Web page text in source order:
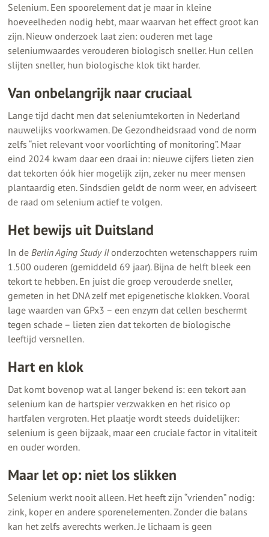
Selenium. Een spoorelement dat je maar in kleine
hoeveelheden nodig hebt, maar waarvan het effect groot kan
zijn. Nieuw onderzoek laat zien: ouderen met lage
seleniumwaardes verouderen biologisch sneller. Hun cellen
slijten sneller, hun biologische klok tikt harder.
Van onbelangrijk naar cruciaal
Lange tijd dacht men dat seleniumtekorten in Nederland
nauwelijks voorkwamen. De Gezondheidsraad vond de norm
zelfs “niet relevant voor voorlichting of monitoring”. Maar
eind 2024 kwam daar een draai in: nieuwe cijfers lieten zien
dat tekorten óók hier mogelijk zijn, zeker nu meer mensen
plantaardig eten. Sindsdien geldt de norm weer, en adviseert
de raad om selenium actief te volgen.
Het bewijs uit Duitsland
In de Berlin Aging Study IIonderzochten wetenschappers ruim
1.500 ouderen (gemiddeld 69 jaar). Bijna de helft bleek een
tekort te hebben. En juist die groep verouderde sneller,
gemeten in het DNA zelf met epigenetische klokken. Vooral
lage waarden van GPx3 – een enzym dat cellen beschermt
tegen schade – lieten zien dat tekorten de biologische
leeftijd versnellen.
Hart en klok
Dat komt bovenop wat al langer bekend is: een tekort aan
selenium kan de hartspier verzwakken en het risico op
hartfalen vergroten. Het plaatje wordt steeds duidelijker:
selenium is geen bijzaak, maar een cruciale factor in vitaliteit
en ouder worden.
Maar let op: niet los slikken
Selenium werkt nooit alleen. Het heeft zijn “vrienden” nodig:
zink, koper en andere sporenelementen. Zonder die balans
kan het zelfs averechts werken. Je lichaam is geen